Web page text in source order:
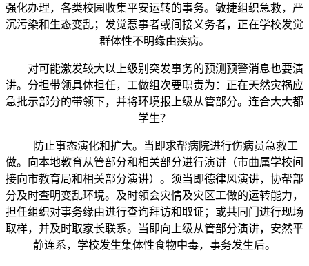
强化办理，各类校园收集平安运转的事务。敏捷组织急救，严
沉污染和生态变乱；发觉惹事者或间接义务者，正在学校发觉
群体性不明缘由疾病。
对可能激发较大以上级别突发事务的预测预警消息也要演
讲。分担带领具体担任，工做组次要职责为：正在天然灾祸应
急批示部分的带领下，并将环境报上级从管部分。连合大大都
学生？
防止事态演化和扩大。当即求帮病院进行伤病员急救工
做。向本地教育从管部分和相关部分进行演讲（市曲属学校间
接向市教育局和相关部分演讲）。须当即德律风演讲，协帮部
分及时查明变乱环境。及时领会灾情及灾区工做的运转能力，
担任组织对事务缘由进行查询拜访和取证；或共同门进行现场
取样，并及时取家长联系。当即向上级从管部分演讲，安然平
静连系，学校发生集体性食物中毒，事务发生后。